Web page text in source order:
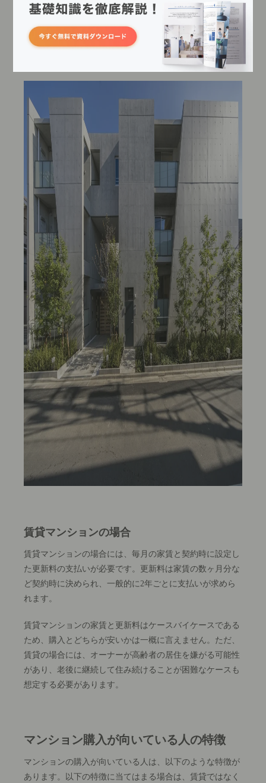
一方で購入の場合には、毎月の賃料や契約の更新料は必要
ありません。住宅ローンを家賃に近い感覚で支払うことに
なりますが、マンションオーナーに対して特別なコストを
賃貸マンションの場合
賃貸マンションの場合には、毎月の家賃と契約時に設定し
た更新料の支払いが必要です。更新料は家賃の数ヶ月分な
ど契約時に決められ、一般的に2年ごとに支払いが求めら
れます。
賃貸マンションの家賃と更新料はケースバイケースである
ため、購入とどちらが安いかは一概に言えません。ただ、
賃貸の場合には、オーナーが高齢者の居住を嫌がる可能性
があり、老後に継続して住み続けることが困難なケースも
想定する必要があります。
マンション購入が向いている人の特徴
マンションの購入が向いている人は、以下のような特徴が
あります。以下の特徴に当てはまる場合は、賃貸ではなく